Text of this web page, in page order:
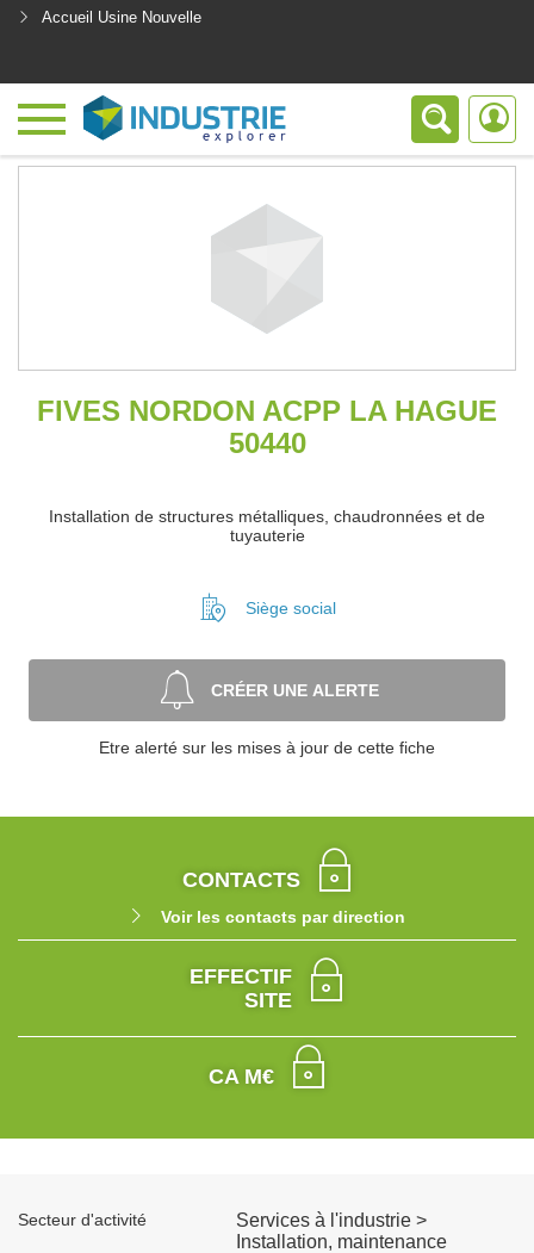
Accueil Usine Nouvelle
FIVES NORDON ACPP LA HAGUE
50440
Installation de structures métalliques, chaudronnées et de
tuyauterie
Siège social
CRÉER UNE ALERTE
Etre alerté sur les mises à jour de cette fiche
CONTACTS
Voir les contacts par direction
EFFECTIF
SITE
CA M€
Secteur d'activité
Services à l'industrie >
Installation, maintenance